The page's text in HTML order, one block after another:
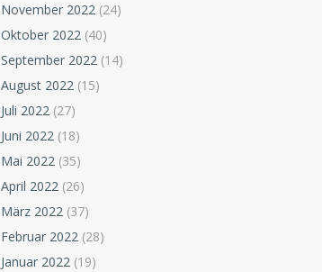
November 2022 (24)
Oktober 2022 (40)
September 2022 (14)
August 2022 (15)
Juli 2022 (27)
Juni 2022 (18)
Mai 2022 (35)
April 2022 (26)
März 2022 (37)
Februar 2022 (28)
Januar 2022 (19)